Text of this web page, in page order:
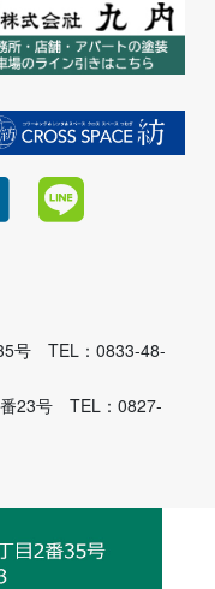
号 TEL：0833-48-
番23号 TEL：0827-